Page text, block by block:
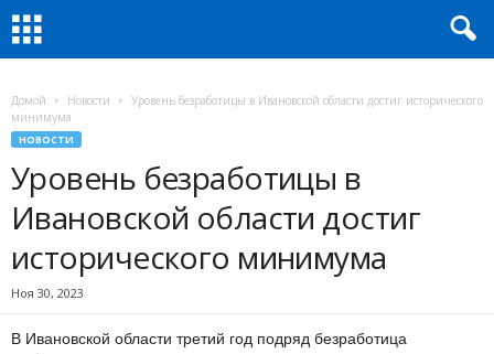
Домой Новости
Уровень безработицы в Ивановской области достиг исторического
минимума
НОВОСТИ
Уровень безработицы в
Ивановской области достиг
исторического минимума
Ноя 30, 2023
В Ивановской области третий год подряд безработица